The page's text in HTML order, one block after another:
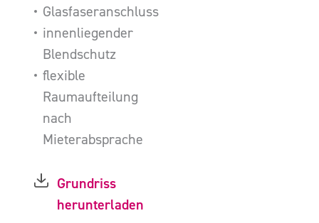
Glasfaseranschluss
innenliegender
Blendschutz
flexible
Raumaufteilung
nach
Mieterabsprache
Grundriss
herunterladen